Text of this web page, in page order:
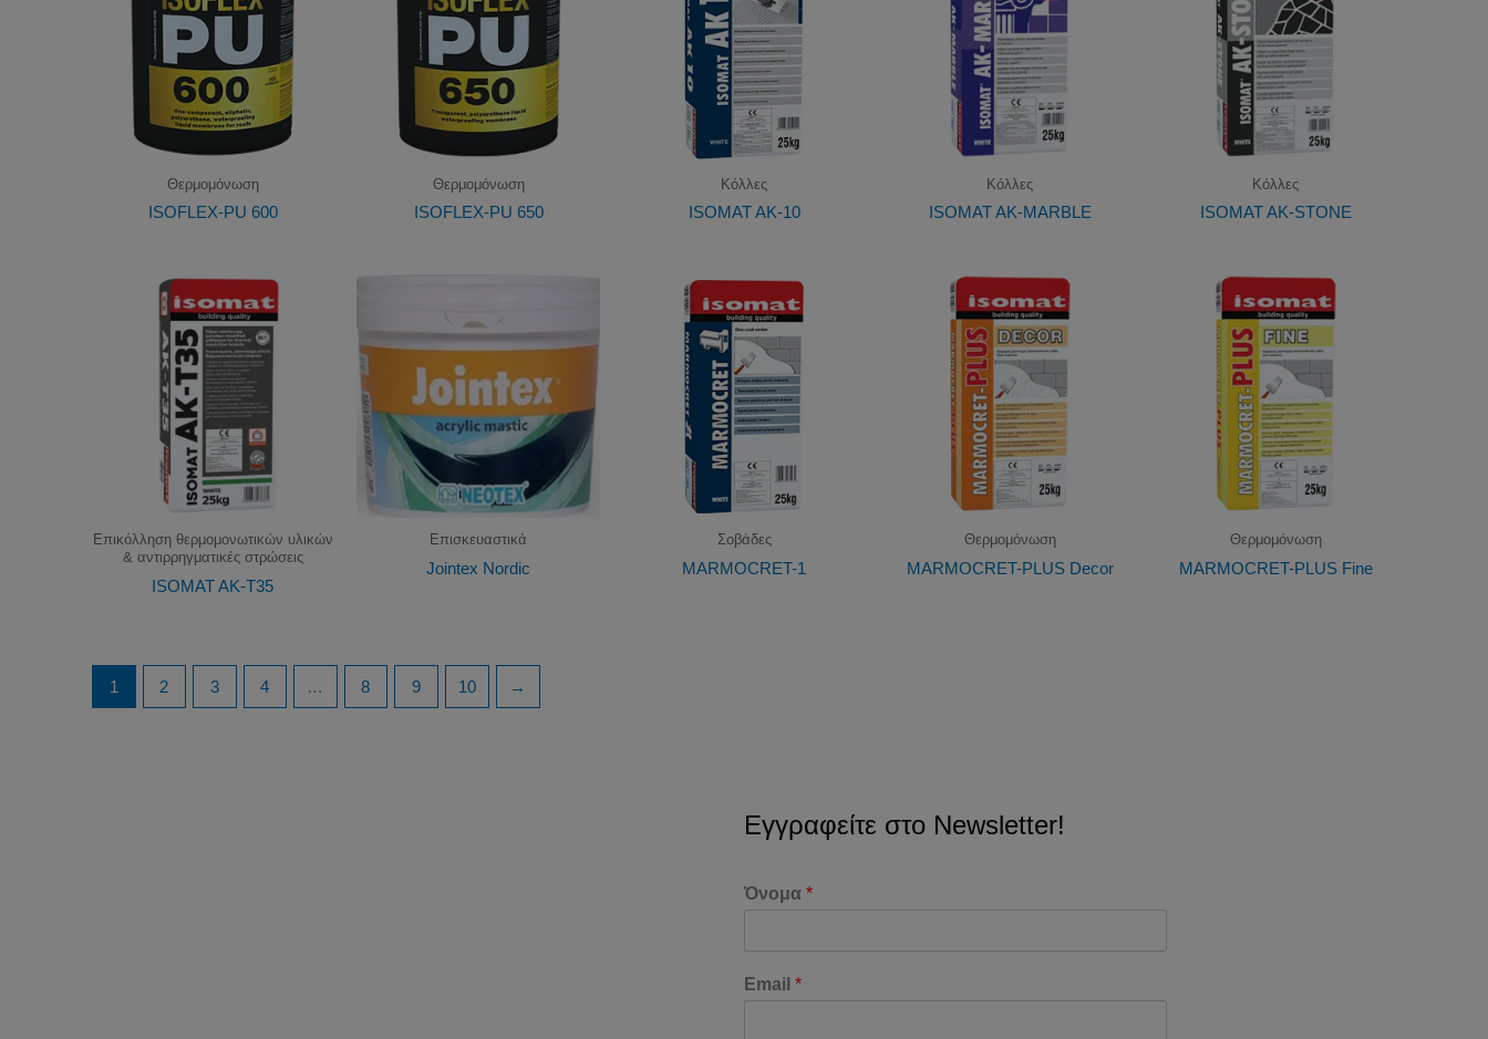
Θερμομόνωση
ISOFLEX-PU 600
Θερμομόνωση
ISOFLEX-PU 650
Κόλλες
ISOMAT AK-10
Κόλλες
ISOMAT AK-MARBLE
Κόλλες
ISOMAT AK-STONE
Επικόλληση θερμομονωτικών υλικών
& αντιρρηγματικές στρώσεις
ISOMAT AK-T35
Επισκευαστικά
Jointex Nordic
Σοβάδες
MARMOCRET-1
Θερμομόνωση
MARMOCRET-PLUS Decor
Θερμομόνωση
MARMOCRET-PLUS Fine
1 2 3 4 … 8 9 10 →
Εγγραφείτε στο Newsletter!
Όνομα *
Email *